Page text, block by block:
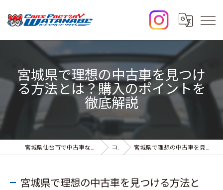
宮城県で理想の中古車を見つけ
る方法とは？購入のポイントを
徹底解説
宮城県仙台市で中古車なら株式会社カーズファクトリーワタナベ コラム 宮城県で理想の中古車を見つける方法とは？購入のポイントを徹底解説
宮城県で理想の中古車を見つける方法と